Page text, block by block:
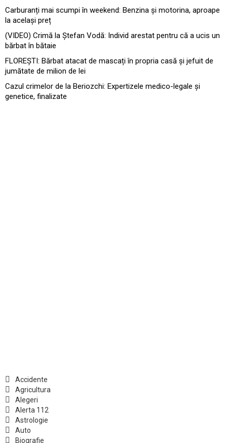
Carburanți mai scumpi în weekend: Benzina și motorina, aproape
la același preț
(VIDEO) Crimă la Ștefan Vodă: Individ arestat pentru că a ucis un
bărbat în bătaie
FLOREȘTI: Bărbat atacat de mascați în propria casă și jefuit de
jumătate de milion de lei
Cazul crimelor de la Beriozchi: Expertizele medico-legale și
genetice, finalizate
Accidente
Agricultura
Alegeri
Alerta 112
Astrologie
Auto
Biografie